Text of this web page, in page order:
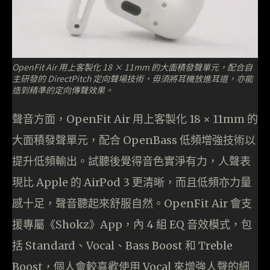
OpenFit Air 用上客製化 18 × 11mm 的大面積發聲單元，配合自
主研發的 DirectPitch 定向聲場技術，毋須將耳機放進耳道，亦能
造到精準的定向傳聲效果。
聲音方面，OpenFit Air 用上客製化 18 × 11mm 的
大面積發聲單元，配合 OpenBass 低頻增強技術以
提升低頻輸出。試聽後覺得音色實淨有力，人聲表
現比 Apple 的 AirPod 3 更清晰，而且低頻亦力量
感十足，聲音聽起來舒服自然。OpenFit Air 會支
援專屬《Shokz》App，內 4 組 EQ 音效模式，包
括 Standard、Vocal、Bass Boost 和 Treble
Boost，個人會較喜歡使用 Vocal 來增強人聲的細